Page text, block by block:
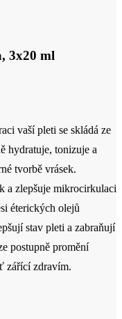
3x20 ml
vaší pleti se skládá ze
hydratuje, tonizuje a
tvorbě vrásek.
a zlepšuje mikrocirkulaci
éterických olejů
stav pleti a zabraňují
postupně promění
zářící zdravím.